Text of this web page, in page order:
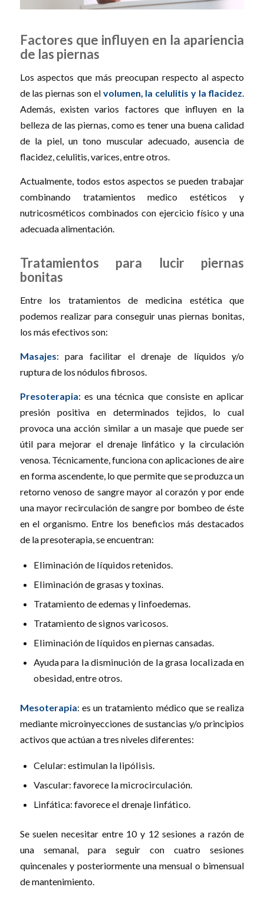
Factores que influyen en la apariencia
de las piernas
Los aspectos que más preocupan respecto al aspecto
de las piernas son el volumen, la celulitis y la flacidez.
Además, existen varios factores que influyen en la
belleza de las piernas, como es tener una buena calidad
de la piel, un tono muscular adecuado, ausencia de
flacidez, celulitis, varices, entre otros.
Actualmente, todos estos aspectos se pueden trabajar
combinando tratamientos medico estéticos y
nutricosméticos combinados con ejercicio físico y una
adecuada alimentación.
Tratamientos para lucir piernas
bonitas
Entre los tratamientos de medicina estética que
podemos realizar para conseguir unas piernas bonitas,
los más efectivos son:
Masajes: para facilitar el drenaje de líquidos y/o
ruptura de los nódulos fibrosos.
Presoterapia: es una técnica que consiste en aplicar
presión positiva en determinados tejidos, lo cual
provoca una acción similar a un masaje que puede ser
útil para mejorar el drenaje linfático y la circulación
venosa. Técnicamente, funciona con aplicaciones de aire
en forma ascendente, lo que permite que se produzca un
retorno venoso de sangre mayor al corazón y por ende
una mayor recirculación de sangre por bombeo de éste
en el organismo. Entre los beneficios más destacados
de la presoterapia, se encuentran:
Eliminación de líquidos retenidos.
Eliminación de grasas y toxinas.
Tratamiento de edemas y linfoedemas.
Tratamiento de signos varicosos.
Eliminación de líquidos en piernas cansadas.
Ayuda para la disminución de la grasa localizada en
obesidad, entre otros.
Mesoterapia: es un tratamiento médico que se realiza
mediante microinyecciones de sustancias y/o principios
activos que actúan a tres niveles diferentes:
Celular: estimulan la lipólisis.
Vascular: favorece la microcirculación.
Linfática: favorece el drenaje linfático.
Se suelen necesitar entre 10 y 12 sesiones a razón de
una semanal, para seguir con cuatro sesiones
quincenales y posteriormente una mensual o bimensual
de mantenimiento.